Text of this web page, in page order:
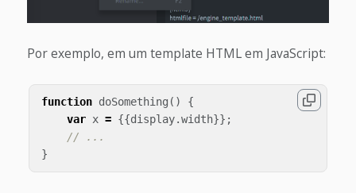
Por exemplo, em um template HTML em JavaScript:
function doSomething ()
{
var x = {{display.width}};
// ...
}